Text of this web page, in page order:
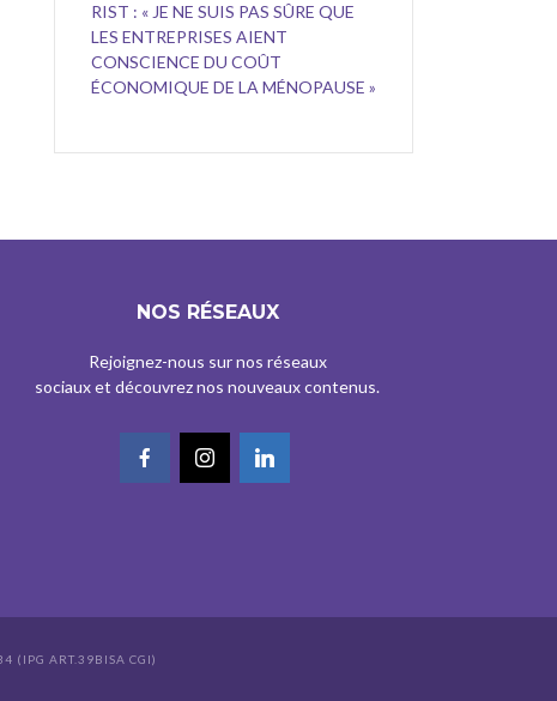
RIST : « JE NE SUIS PAS SÛRE QUE
LES ENTREPRISES AIENT
CONSCIENCE DU COÛT
ÉCONOMIQUE DE LA MÉNOPAUSE »
NOS RÉSEAUX
Rejoignez-nous sur nos réseaux
sociaux et découvrez nos nouveaux contenus.
(IPG ART.39BISA CGI)